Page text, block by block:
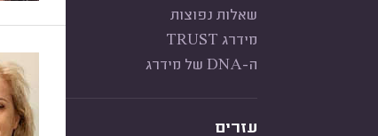
שאלות נפוצות
מידרג TRUST
ה-DNA של מידרג
עזרים